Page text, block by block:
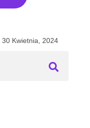
30 Kwietnia, 2024